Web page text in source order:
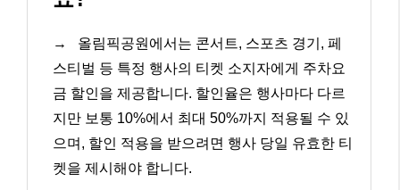
→
올림픽공원에서는 콘서트, 스포츠 경기, 페
스티벌 등 특정 행사의 티켓 소지자에게 주차요
금 할인을 제공합니다. 할인율은 행사마다 다르
지만 보통 10%에서 최대 50%까지 적용될 수 있
으며, 할인 적용을 받으려면 행사 당일 유효한 티
켓을 제시해야 합니다.